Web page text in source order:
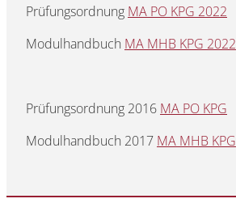
Prüfungsordnung MA PO KPG 2022
Modulhandbuch MA MHB KPG 2022
Prüfungsordnung 2016 MA PO KPG
Modulhandbuch 2017 MA MHB KPG